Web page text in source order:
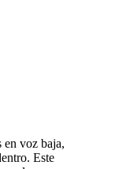
en voz baja,
Este